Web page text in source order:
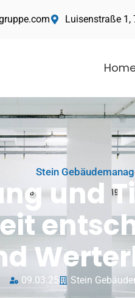
Luisenstraße 1,
Stein
und
09.03.25 Stein